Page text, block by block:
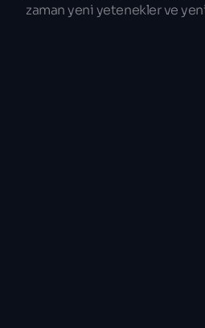
zaman yeni yetenekler ve yeni